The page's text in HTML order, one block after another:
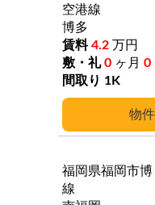
空港線
博多
4.2 万円
0 ヶ月 0
1K
福岡県福岡市博
線